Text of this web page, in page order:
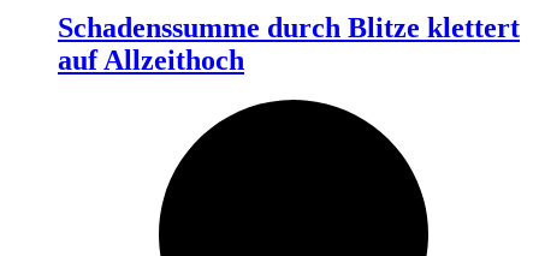
Schadenssumme durch Blitze klettert
auf Allzeithoch